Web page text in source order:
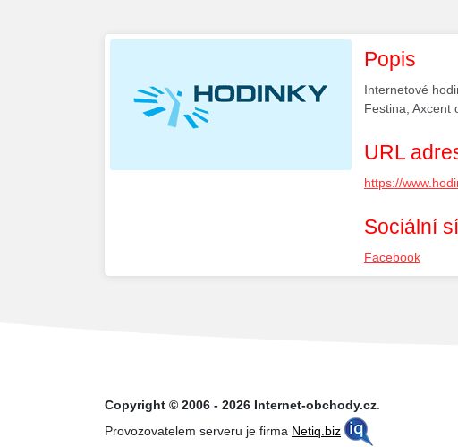
Popis
Internetové
Festina, Axcent
URL
https://
Sociální
Facebook
Copyright © 2006 - 2026 Internet-obchody.cz.
Provozovatelem serveru je firma Netiq.biz